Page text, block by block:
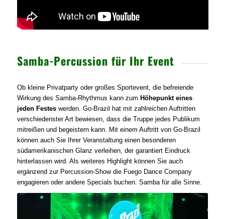
Samba-Percussion für Ihr Event
Ob kleine Privatparty oder großes Sportevent, die befreiende
Wirkung des Samba-Rhythmus kann zum Höhepunkt eines
jeden Festeswerden. Go-Brazil hat mit zahlreichen Auftritten
verschiedenster Art bewiesen, dass die Truppe jedes Publikum
mitreißen und begeistern kann. Mit einem Auftritt von Go-Brazil
können auch Sie Ihrer Veranstaltung einen besonderen
südamerikanischen Glanz verleihen, der garantiert Eindruck
hinterlassen wird. Als weiteres Highlight können Sie auch
ergänzend zur Percussion-Show die Fuego Dance Company
engagieren oder andere Specials buchen. Samba für alle Sinne.